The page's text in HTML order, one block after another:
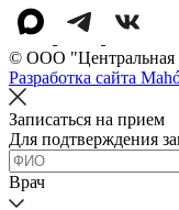
© OOO "Центральная
Разработка сайта
Записаться на прием
Для подтверждения
Врач